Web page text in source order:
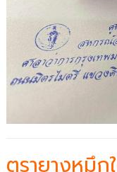
ตรายางหมึก